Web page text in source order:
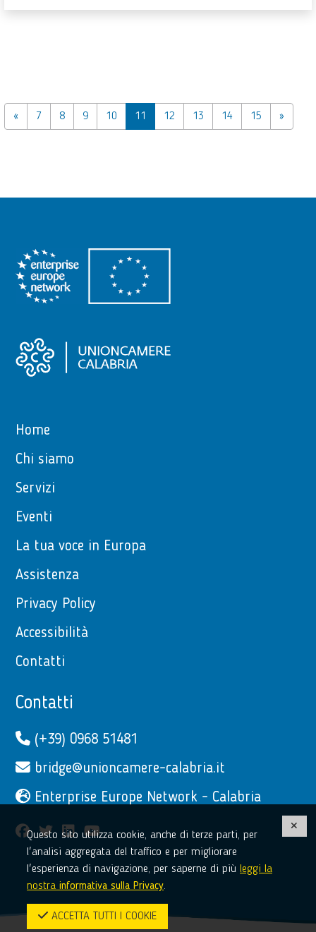
« 7 8 9 10 11 12 13 14 15 »
Home
Chi siamo
Servizi
Eventi
La tua voce in Europa
Assistenza
Privacy Policy
Accessibilità
Contatti
Contatti
(+39) 0968 51481
bridge@unioncamere-calabria.it
Enterprise Europe Network - Calabria
facebook
twitterlinkedinyoutube
Questo sito utilizza cookie, anche di terze parti, per
l'analisi aggregata del traffico e per migliorare
l'esperienza di navigazione, per saperne di più leggi la
nostra informativa sulla Privacy.
ACCETTA TUTTI I COOKIE